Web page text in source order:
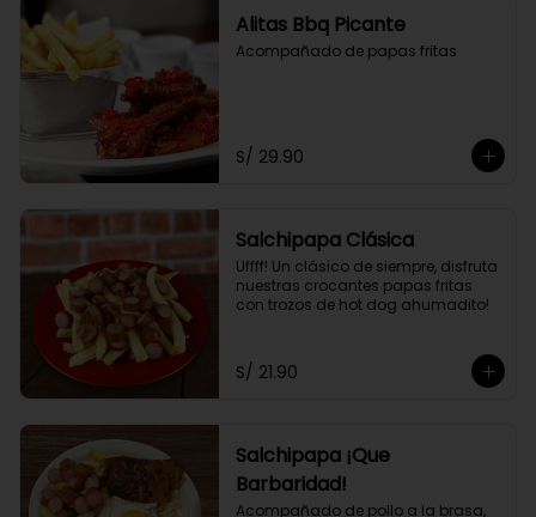
Alitas Bbq Picante
Acompañado de papas fritas
S/ 29.90
Salchipapa Clásica
Uffff! Un clásico de siempre, disfruta
nuestras crocantes papas fritas
con trozos de hot dog ahumadito!
S/ 21.90
Salchipapa ¡Que
Barbaridad!
Acompañado de pollo a la brasa,